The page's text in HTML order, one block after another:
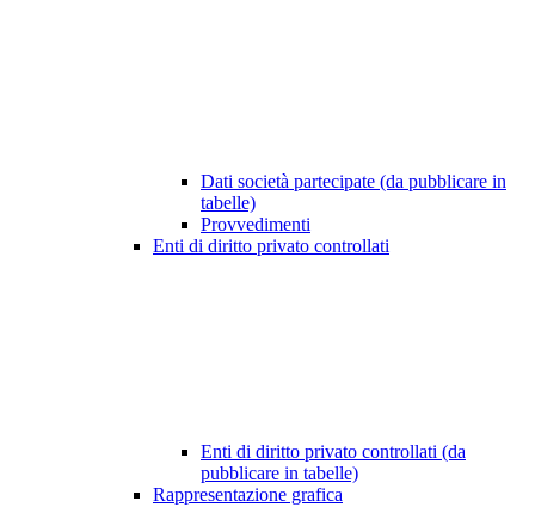
Dati società partecipate (da pubblicare in
tabelle)
Provvedimenti
Enti di diritto privato controllati
Enti di diritto privato controllati (da
pubblicare in tabelle)
Rappresentazione grafica